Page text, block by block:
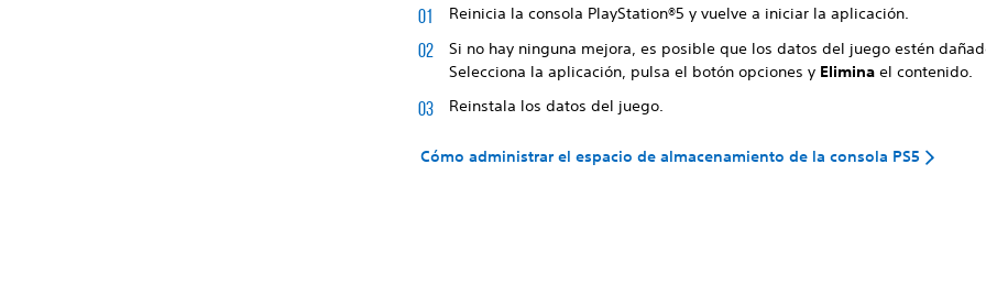
Reinicia la consola PlayStation®5 y vuelve a iniciar la aplicación.
Si no hay ninguna mejora, es posible que los datos del juego estén
Selecciona la aplicación, pulsa el botón opciones y Elimina el contenido.
Reinstala los datos del juego.
Cómo administrar el espacio de almacenamiento de la consola PS5